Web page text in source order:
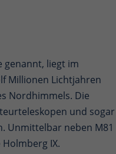
genannt, liegt im
Millionen Lichtjahren
Nordhimmels. Die
und sogar
Unmittelbar neben M81
IX.